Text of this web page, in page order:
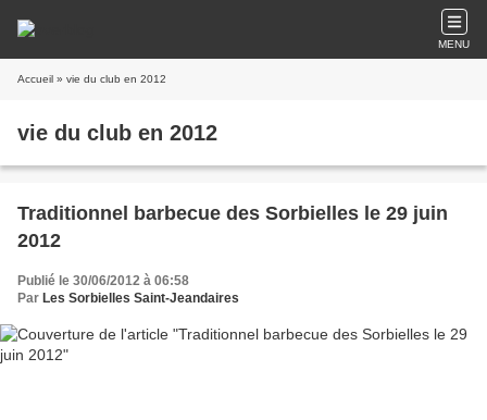
MENU
Accueil » vie du club en 2012
vie du club en 2012
Traditionnel barbecue des Sorbielles le 29 juin
2012
Publié le 30/06/2012 à 06:58
Par Les Sorbielles Saint-Jeandaires